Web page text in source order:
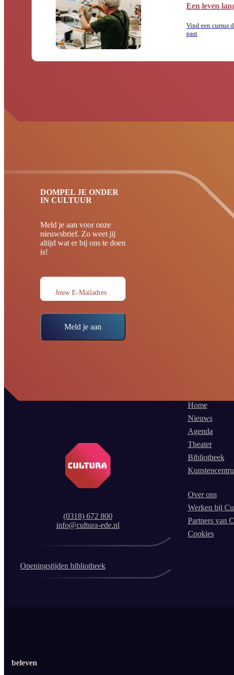
Een leven
Vind een cursus
past
DOMPEL JE ONDER
IN CULTUUR
Meld je aan voor onze
nieuwsbrief. Zo weet jij
altijd wat er bij ons te doen
is!
Jouw E-Mailadres
Meld je aan
(0318) 672 800
info@cultura-ede.nl
Home
Nieuws
Agenda
Theater
Bibliotheek
Over ons
Werken bij
Partners van
Cookies
Openingstijden bibliotheek
beleven